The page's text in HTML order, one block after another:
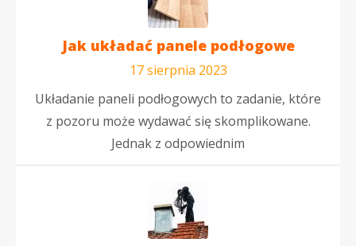
Jak układać panele podłogowe
17 sierpnia 2023
Układanie paneli podłogowych to zadanie, które
z pozoru może wydawać się skomplikowane.
Jednak z odpowiednim